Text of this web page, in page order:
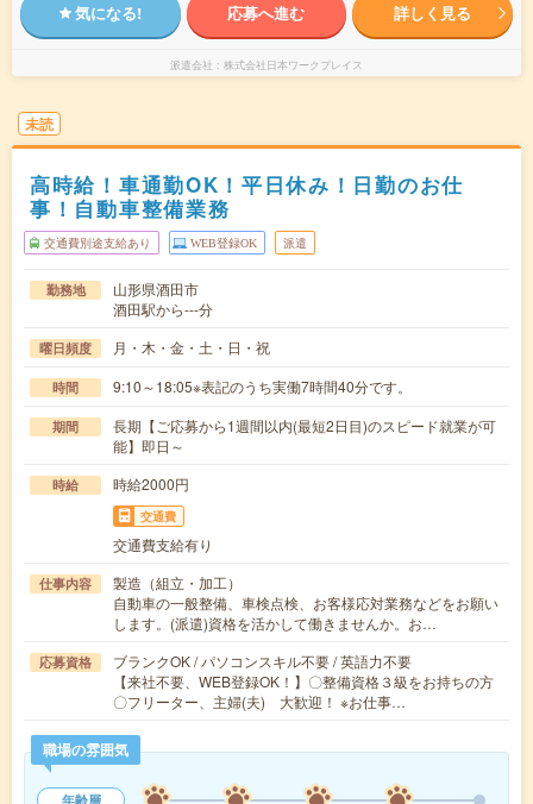
気になる! 応募へ進む 詳しく見る
派遣会社 株式会社日本ワークプレイス
未読
高時給！車通勤OK！平日休み！日勤のお仕
事！自動車整備業務
交通費別途支給あり WEB登録OK 派遣
勤務地
山形県酒田市
酒田駅から---分
曜日頻度 月・木・金・土・日・祝
時間 9:10～18:05※表記のうち実働7時間40分です。
期間
長期【ご応募から1週間以内(最短2日目)のスピード就業が可
能】即日～
時給 時給2000円
交通費
交通費支給有り
仕事内容
製造（組立・加工）
自動車の一般整備、車検点検、お客様応対業務などをお願い
します。(派遣)資格を活かして働きませんか。お…
応募資格
ブランクOK / パソコンスキル不要 / 英語力不要
【来社不要、WEB登録OK！】〇整備資格３級をお持ちの方
〇フリーター、主婦(夫) 大歓迎！ ※お仕事…
職場の雰囲気
年齢層